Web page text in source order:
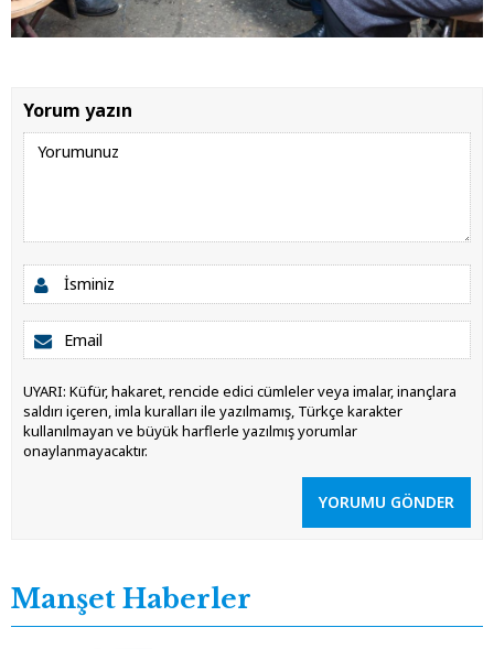
Yorum yazın
UYARI: Küfür, hakaret, rencide edici cümleler veya imalar, inançlara
saldırı içeren, imla kuralları ile yazılmamış, Türkçe karakter
kullanılmayan ve büyük harflerle yazılmış yorumlar
onaylanmayacaktır.
YORUMU GÖNDER
Manşet Haberler